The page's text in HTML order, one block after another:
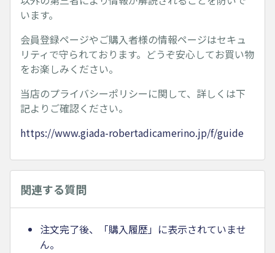
います。
会員登録ページやご購入者様の情報ページはセキュ
リティで守られております。どうぞ安心してお買い物
をお楽しみください。
当店のプライバシーポリシーに関して、詳しくは下
記よりご確認ください。
https://www.giada-robertadicamerino.jp/f/guide
関連する質問
注文完了後、「購入履歴」に表示されていませ
ん。